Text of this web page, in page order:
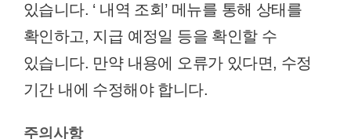
있습니다. ‘ 내역 조회’ 메뉴를 통해 상태를
확인하고, 지급 예정일 등을 확인할 수
있습니다. 만약 내용에 오류가 있다면, 수정
기간 내에 수정해야 합니다.
주의사항